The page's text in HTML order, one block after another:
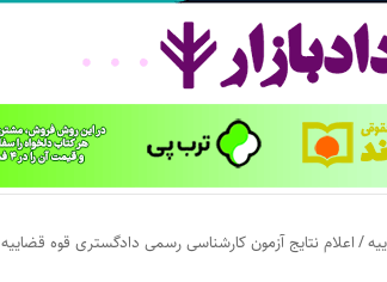
/اعلام نتایج آزمون کارشناسی رسمی دادگستری قوه قضاییه ۱۴۰۴